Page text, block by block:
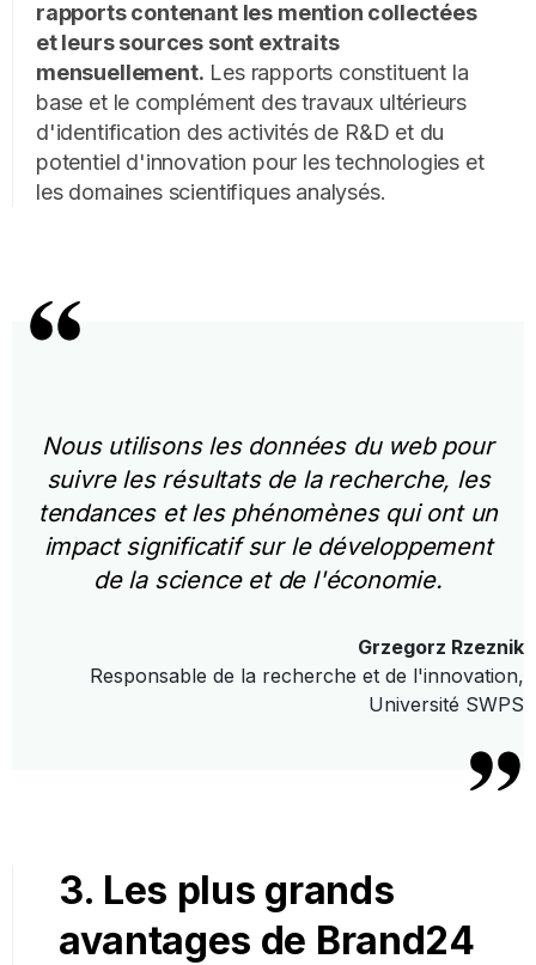
rapports contenant les mention collectées
et leurs sources sont extraits
mensuellement. Les rapports constituent la
base et le complément des travaux ultérieurs
d'identification des activités de R&D et du
potentiel d'innovation pour les technologies et
les domaines scientifiques analysés.
Nous utilisons les données du web pour
suivre les résultats de la recherche, les
tendances et les phénomènes qui ont un
impact significatif sur le développement
de la science et de l'économie.
Grzegorz Rzeznik
Responsable de la recherche et de l'innovation,
Université SWPS
3. Les plus grands
avantages de Brand24